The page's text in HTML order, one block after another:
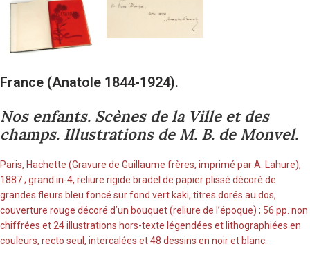
France (Anatole 1844-1924).
Nos enfants. Scènes de la Ville et des
champs. Illustrations de M. B. de Monvel.
Paris, Hachette (Gravure de Guillaume frères, imprimé par A. Lahure),
1887 ; grand in-4, reliure rigide bradel de papier plissé décoré de
grandes fleurs bleu foncé sur fond vert kaki, titres dorés au dos,
couverture rouge décoré d’un bouquet (reliure de l’époque) ; 56 pp. non
chiffrées et 24 illustrations hors-texte légendées et lithographiées en
couleurs, recto seul, intercalées et 48 dessins en noir et blanc.